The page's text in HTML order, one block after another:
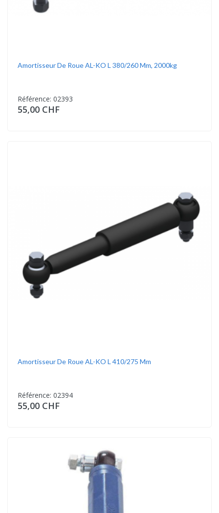
Amortisseur De Roue AL-KO L 380/260 Mm, 2000kg
Référence: 02393
55,00 CHF
Amortisseur De Roue AL-KO L 410/275 Mm
Référence: 02394
55,00 CHF